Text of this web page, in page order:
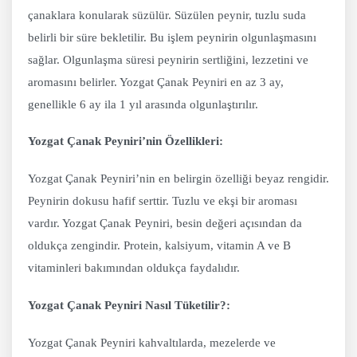
çanaklara konularak süzülür. Süzülen peynir, tuzlu suda
belirli bir süre bekletilir. Bu işlem peynirin olgunlaşmasını
sağlar. Olgunlaşma süresi peynirin sertliğini, lezzetini ve
aromasını belirler. Yozgat Çanak Peyniri en az 3 ay,
genellikle 6 ay ila 1 yıl arasında olgunlaştırılır.
Yozgat Çanak Peyniri’nin Özellikleri:
Yozgat Çanak Peyniri’nin en belirgin özelliği beyaz rengidir.
Peynirin dokusu hafif serttir. Tuzlu ve ekşi bir aroması
vardır. Yozgat Çanak Peyniri, besin değeri açısından da
oldukça zengindir. Protein, kalsiyum, vitamin A ve B
vitaminleri bakımından oldukça faydalıdır.
Yozgat Çanak Peyniri Nasıl Tüketilir?:
Yozgat Çanak Peyniri kahvaltılarda, mezelerde ve